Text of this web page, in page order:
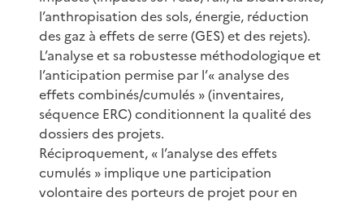
l’anthropisation des sols, énergie, réduction
des gaz à effets de serre (GES) et des rejets).
L’analyse et sa robustesse méthodologique et
l’anticipation permise par l’« analyse des
effets combinés/cumulés » (inventaires,
séquence ERC) conditionnent la qualité des
dossiers des projets.
Réciproquement, « l’analyse des effets
cumulés » implique une participation
volontaire des porteurs de projet pour en